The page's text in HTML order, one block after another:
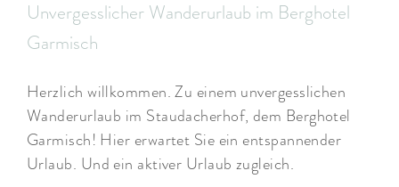
Unvergesslicher Wanderurlaub im Berghotel
Garmisch
Herzlich willkommen. Zu einem unvergesslichen
Wanderurlaub im Staudacherhof, dem Berghotel
Garmisch! Hier erwartet Sie ein entspannender
Urlaub. Und ein aktiver Urlaub zugleich.